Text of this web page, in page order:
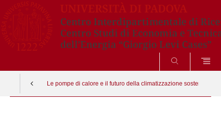
CERCA
Le pompe di calore e il futuro della climatizzazione sostenibile